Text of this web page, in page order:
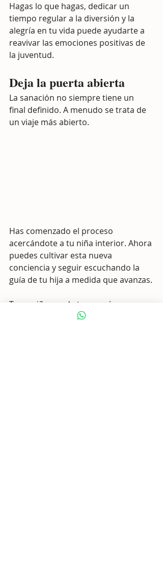
Hagas lo que hagas, dedicar un
tiempo regular a la diversión y la
alegría en tu vida puede ayudarte a
reavivar las emociones positivas de
la juventud.
Deja la puerta abierta
La sanación no siempre tiene un
final definido. A menudo se trata de
un viaje más abierto.
Has comenzado el proceso
acercándote a tu niña interior. Ahora
puedes cultivar esta nueva
conciencia y seguir escuchando la
guía de tu hija a medida que avanzas.
Tu yo niña puede tener más que
revelar sobre los desafíos del